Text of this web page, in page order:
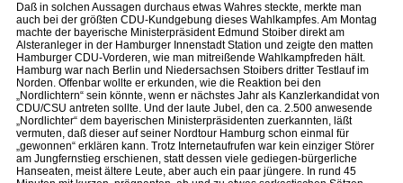
Daß in solchen Aussagen durchaus etwas Wahres steckte, merkte man
auch bei der größten CDU-Kundgebung dieses Wahlkampfes. Am Montag
machte der bayerische Ministerpräsident Edmund Stoiber direkt am
Alsteranleger in der Hamburger Innenstadt Station und zeigte den matten
Hamburger CDU-Vorderen, wie man mitreißende Wahlkampfreden hält.
Hamburg war nach Berlin und Niedersachsen Stoibers dritter Testlauf im
Norden. Offenbar wollte er erkunden, wie die Reaktion bei den
„Nordlichtern“ sein könnte, wenn er nächstes Jahr als Kanzlerkandidat von
CDU/CSU antreten sollte. Und der laute Jubel, den ca. 2.500 anwesende
„Nordlichter“ dem bayerischen Ministerpräsidenten zuerkannten, läßt
vermuten, daß dieser auf seiner Nordtour Hamburg schon einmal für
„gewonnen“ erklären kann. Trotz Internetaufrufen war kein einziger Störer
am Jungfernstieg erschienen, statt dessen viele gediegen-bürgerliche
Hanseaten, meist ältere Leute, aber auch ein paar jüngere. In rund 45